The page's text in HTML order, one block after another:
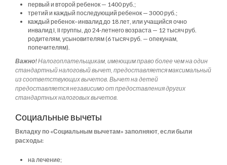
первый и второй ребенок — 1400 руб.;
третий и каждый последующий ребенок — 3000 руб.;
каждый ребенок–инвалид до 18 лет, или учащийся очно
инвалид I, II группы, до 24-летнего возраста — 12 тысяч руб.
родителям, усыновителям (6 тысяч руб. — опекунам,
попечителям).
Важно!Налогоплательщикам, имеющим право более чем на один
стандартный налоговый вычет, предоставляется максимальный
из соответствующих вычетов. Вычет на детей
предоставляется независимо от предоставления других
стандартных налоговых вычетов.
Социальные вычеты
Вкладку по «Социальным вычетам» заполняют, если были
расходы:
на лечение;